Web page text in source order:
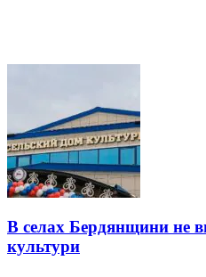
В селах Бердянщини не
культури